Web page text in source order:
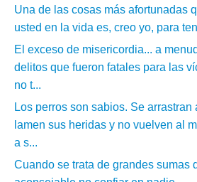
Una de las cosas más afortunadas
usted en la vida es, creo yo, para
El exceso de misericordia... a
delitos que fueron fatales para las
no t...
Los perros son sabios. Se
lamen sus heridas y no vuelven al
a s...
Cuando se trata de grandes sumas